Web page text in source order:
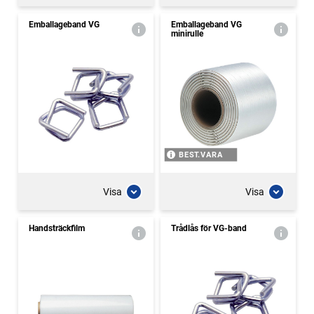
Emballageband VG
Visa
Emballageband VG
minirulle
BEST.VARA
Visa
Handsträckfilm Trådlås för VG-band